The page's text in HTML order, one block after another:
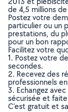
de 4,5 millions
Postez votre
particulier ou un
prestations, du
pour un bon
Facilitez votre
1. Postez votre
secondes.
2. Recevez des
professionnels
3. Echangez
sécurisée et
C’est gratuit et